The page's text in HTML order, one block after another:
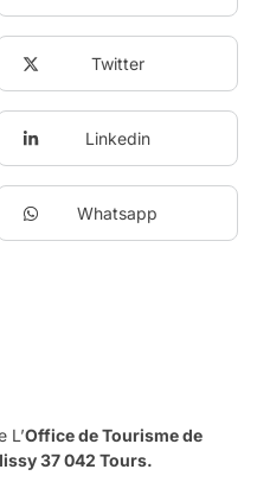
Twitter
Linkedin
Whatsapp
L’Office de Tourisme de
37 042 Tours.